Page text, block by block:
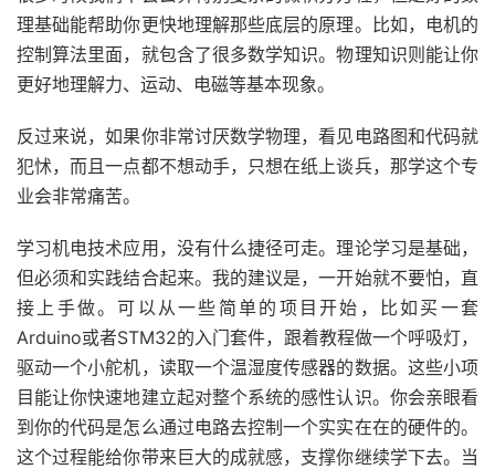
理基础能帮助你更快地理解那些底层的原理。比如，电机的
控制算法里面，就包含了很多数学知识。物理知识则能让你
更好地理解力、运动、电磁等基本现象。
反过来说，如果你非常讨厌数学物理，看见电路图和代码就
犯怵，而且一点都不想动手，只想在纸上谈兵，那学这个专
业会非常痛苦。
学习机电技术应用，没有什么捷径可走。理论学习是基础，
但必须和实践结合起来。我的建议是，一开始就不要怕，直
接上手做。可以从一些简单的项目开始，比如买一套
Arduino或者STM32的入门套件，跟着教程做一个呼吸灯，
驱动一个小舵机，读取一个温湿度传感器的数据。这些小项
目能让你快速地建立起对整个系统的感性认识。你会亲眼看
到你的代码是怎么通过电路去控制一个实实在在的硬件的。
这个过程能给你带来巨大的成就感，支撑你继续学下去。当